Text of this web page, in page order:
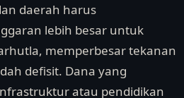
daerah harus
lebih besar untuk
memperbesar tekanan
defisit. Dana yang
atau pendidikan